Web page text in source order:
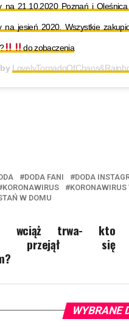
na 21.10.2020 Poznań i
na jesień 2020. Wszystkie
do zobaczenia
DODA FANI DODA
KORONAWIRUS
W DOMU
wciąż trwa- kto
przejął się
WYBRANE